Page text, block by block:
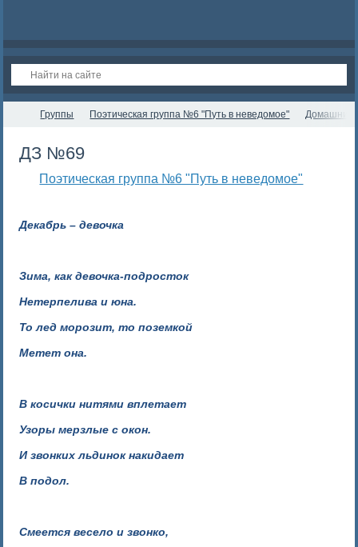
Группы Поэтическая группа №6 "Путь в неведомое" Домашние
ДЗ №69
Поэтическая группа №6 "Путь в неведомое"
Декабрь – девочка
Зима, как девочка-подросток
Нетерпелива и юна.
То лед морозит, то поземкой
Метет она.
В косички нитями вплетает
Узоры мерзлые с окон.
И звонких льдинок накидает
В подол.
Смеется весело и звонко,